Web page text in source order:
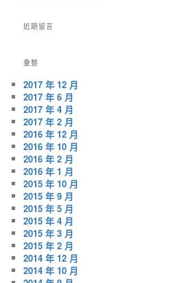
近期留言
彙整
2017 年 12 月
2017 年 6 月
2017 年 4 月
2017 年 2 月
2016 年 12 月
2016 年 10 月
2016 年 2 月
2016 年 1 月
2015 年 10 月
2015 年 9 月
2015 年 5 月
2015 年 4 月
2015 年 3 月
2015 年 2 月
2014 年 12 月
2014 年 10 月